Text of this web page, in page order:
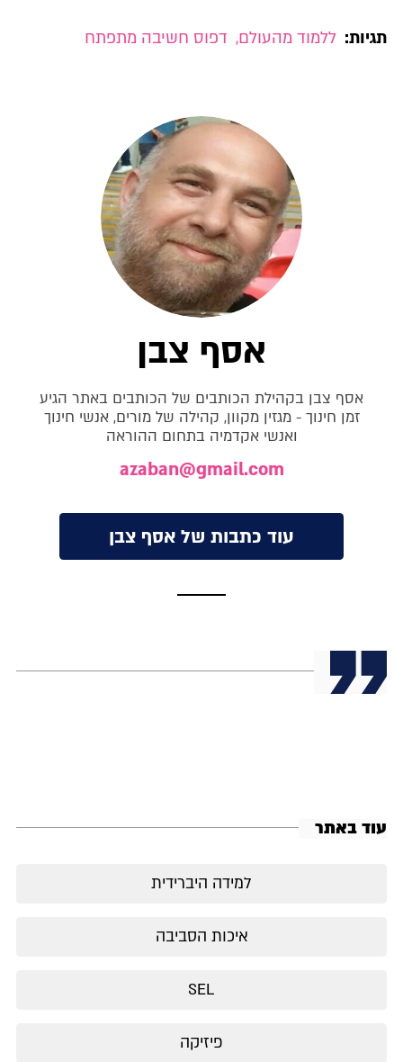
תגיות: ללמוד מהעולם, דפוס חשיבה מתפתח
אסף צבן
אסף צבן בקהילת הכותבים של הכותבים באתר הגיע
זמן חינוך - מגזין מקוון, קהילה של מורים, אנשי חינוך
ואנשי אקדמיה בתחום ההוראה
azaban@gmail.com
עוד כתבות של אסף צבן
עוד באתר
למידה היברידית
איכות הסביבה
SEL
פיזיקה